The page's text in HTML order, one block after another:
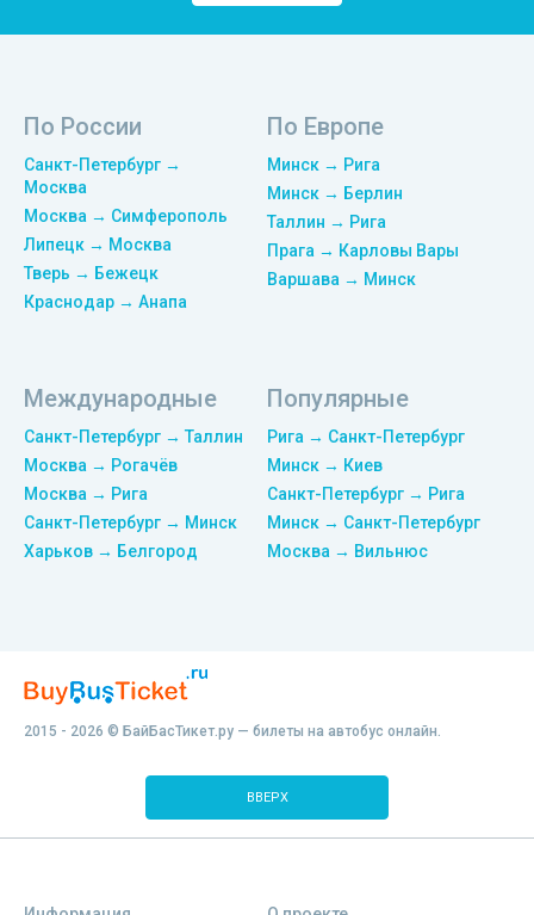
По России
Санкт-Петербург →
Москва
Москва → Симферополь
Липецк → Москва
Тверь → Бежецк
Краснодар → Анапа
По Европе
Минск → Рига
Минск → Берлин
Таллин → Рига
Прага → Карловы Вары
Варшава → Минск
Международные
Санкт-Петербург → Таллин
Москва → Рогачёв
Москва → Рига
Санкт-Петербург → Минск
Харьков → Белгород
Популярные
Рига → Санкт-Петербург
Минск → Киев
Санкт-Петербург → Рига
Минск → Санкт-Петербург
Москва → Вильнюс
2015 - 2026 © БайБасТикет.ру — билеты на автобус онлайн.
ВВЕРХ